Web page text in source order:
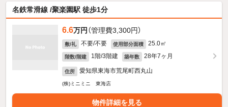
名鉄常滑線 /聚楽園駅 徒歩1分
6.6万円 （管理費3,300円）
敷/礼 不要/不要 使用部分面積 25.0㎡
階数/階建 1階/3階建 築年数 28年7ヶ月
住所 愛知県東海市荒尾町西丸山
(株)ミニミニ 東海店
物件詳細を見る